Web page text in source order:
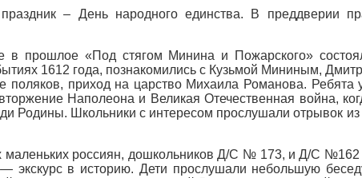
– День народного единства. В преддверии
в прошлое «Под стягом Минина и Пожарского»
1612 года, познакомились с Кузьмой Мининым,
поляков, приход на царство Михаила Романова.
Наполеона и Великая Отечественная война,
Родины. Школьники с интересом прослушали отрывок
маленьких россиян, дошкольников Д/С № 173, и Д/С №162
экскурс в историю. Дети прослушали небольшую